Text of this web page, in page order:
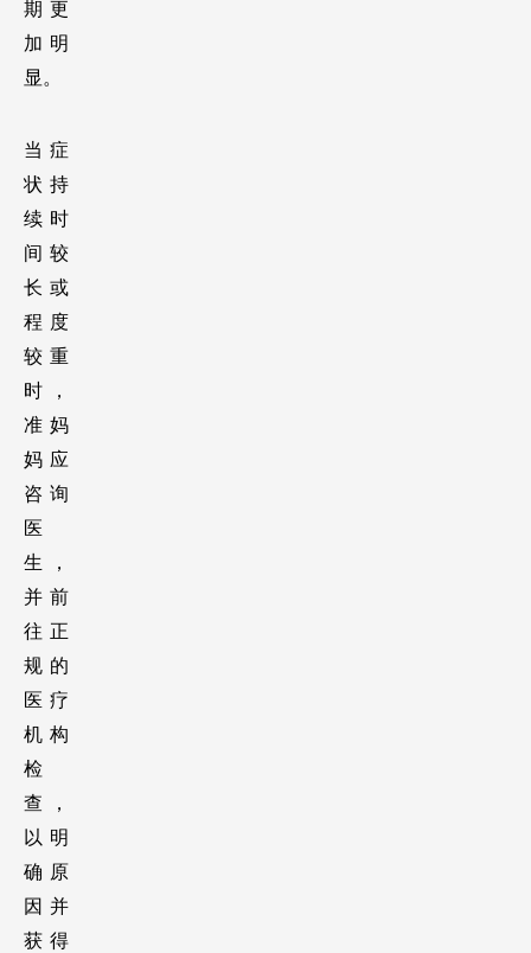
期更
加明
显。
当症
状持
续时
间较
长或
程度
较重
时，
准妈
妈应
咨询
医
生，
并前
往正
规的
医疗
机构
检
查，
以明
确原
因并
获得